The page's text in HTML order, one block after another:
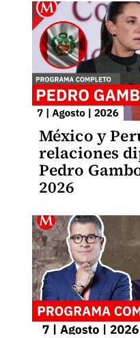
México y
relaciones
Pedro
2026